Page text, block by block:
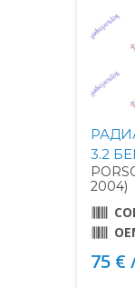
3.2
2004)
75 €